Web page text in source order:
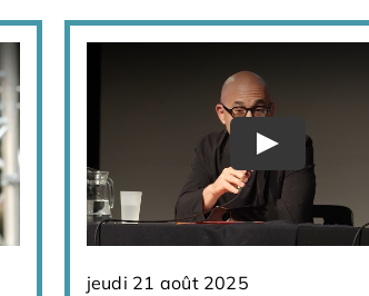
jeudi 21 août 2025